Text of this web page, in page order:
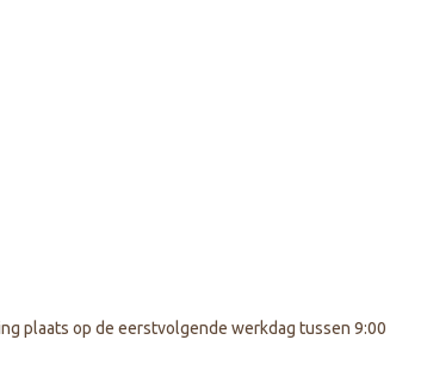
plaats op de eerstvolgende werkdag tussen 9:00